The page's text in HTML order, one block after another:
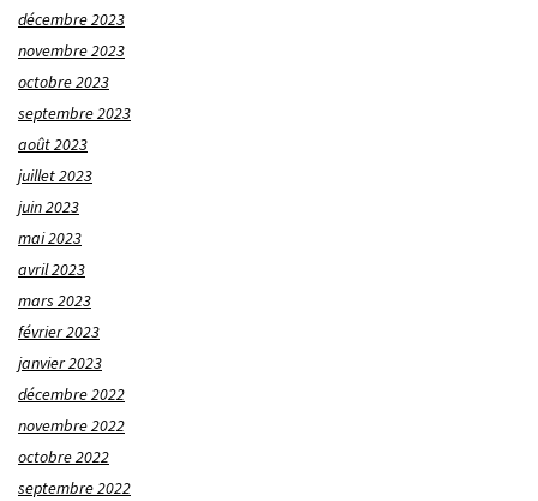
décembre 2023
novembre 2023
octobre 2023
septembre 2023
août 2023
juillet 2023
juin 2023
mai 2023
avril 2023
mars 2023
février 2023
janvier 2023
décembre 2022
novembre 2022
octobre 2022
septembre 2022